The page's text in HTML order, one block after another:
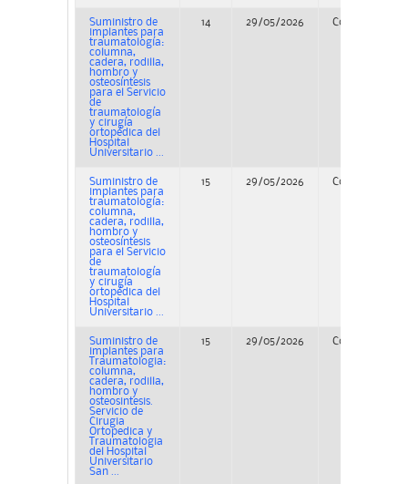
Suministro de
implantes para
traumatología:
columna,
cadera, rodilla,
hombro y
osteosíntesis
para el Servicio
de
traumatología
y cirugía
ortopédica del
Hospital
Universitario ...
14 29/05/2026 Concurso
Suministro de
implantes para
traumatología:
columna,
cadera, rodilla,
hombro y
osteosíntesis
para el Servicio
de
traumatología
y cirugía
ortopédica del
Hospital
Universitario ...
15 29/05/2026 Concurso
Suministro de
implantes para
Traumatologia:
columna,
cadera, rodilla,
hombro y
osteosintesis.
Servicio de
Cirugia
Ortopedica y
Traumatologia
del Hospital
Universitario
San ...
15 29/05/2026 Concurso